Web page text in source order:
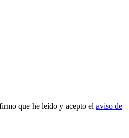
que he leído y acepto el aviso de